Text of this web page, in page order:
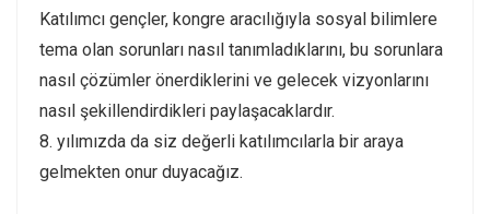
Katılımcı gençler, kongre aracılığıyla sosyal bilimlere
tema olan sorunları nasıl tanımladıklarını, bu sorunlara
nasıl çözümler önerdiklerini ve gelecek vizyonlarını
nasıl şekillendirdikleri paylaşacaklardır.
8. yılımızda da siz değerli katılımcılarla bir araya
gelmekten onur duyacağız.